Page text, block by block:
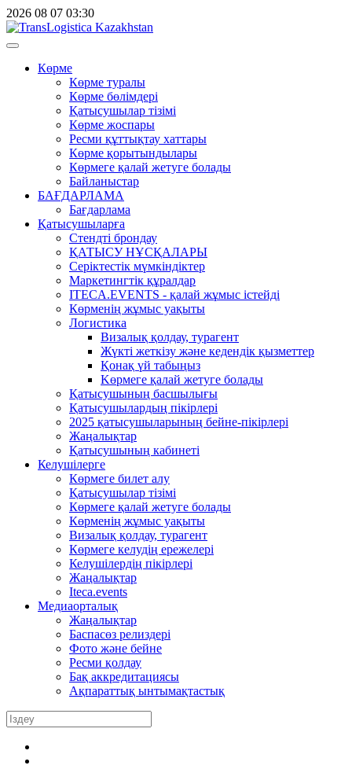
2026 08 07 03:30
Көрме
Көрме туралы
Көрме бөлімдері
Қатысушылар тізімі
Көрме жоспары
Ресми құттықтау хаттары
Көрме қорытындылары
Көрмеге қалай жетуге болады
Байланыстар
БАҒДАРЛАМА
Бағдарлама
Қатысушыларға
Стендті брондау
ҚАТЫСУ НҰСҚАЛАРЫ
Серіктестік мүмкіндіктер
Маркетингтік құралдар
ITECA.EVENTS - қалай жұмыс істейді
Көрменің жұмыс уақыты
Логистика
Визалық қолдау, турагент
Жүкті жеткізу және кедендік қызметтер
Қонақ үй табыңыз
Kөрмеге қалай жетуге болады
Қатысушының басшылығы
Қатысушылардың пікірлері
2025 қатысушыларының бейне-пікірлері
Жаңалықтар
Қатысушының кабинеті
Келушілерге
Көрмеге билет алу
Қатысушылар тізімі
Көрмеге қалай жетуге болады
Көрменің жұмыс уақыты
Визалық қолдау, турагент
Көрмеге келудің ережелері
Келушілердің пікірлері
Жаңалықтар
Iteca.events
Медиаорталық
Жаңалықтар
Баспасөз релиздері
Фото және бейне
Ресми қолдау
Бақ аккредитациясы
Ақпараттық ынтымақтастық